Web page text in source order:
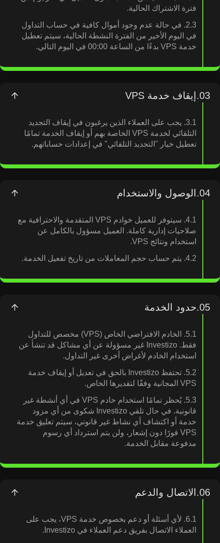
فترة الاشتراك الحالية.
2.3. في حالة عدم وجود أموال كافية في حساب التداول
في اليوم الأخير من الفترة النشطة الحالية، سيتم تعطيل
خدمة VPS بدءًا من الساعة 00:00 في اليوم التالي.
03. إيقاف خدمة VPS
3.1. يجب على العملاء الذين يرغبون في إيقاف التجديد
التلقائي لخدمة VPS الخاصة بهم أو إيقاف الخدمة تمامًا
تعطيل خيار "التجديد التلقائي" في إعدادات حساباتهم.
04. الوصول والاستخدام
4.1. سيتوفر للعميل خوادم VPS المتقدمة والاحترافية مع
صلاحيات إدارية كاملة. العميل مسؤول بالكامل عن
استخدام ونتائج VPS.
4.2. يتم حساب حجم المعاملات من تاريخ تفعيل الخدمة.
05. حدود الخدمة
5.1. الخادم الافتراضي الخاص (VPS) مخصص للتداول
فقط. Investizo غير مسؤولة عن أي مشاكل قد تنشأ عن
استخدام الخادم لأغراض أخرى غير التداول.
5.2. تحتفظ Investizo بالحق في تعديل أو إيقاف خدمة
VPS المجانية وفقًا لتقديرها الخاص.
5.3. يُحظر تمامًا استخدام خادم VPS في أي أنشطة غير
قانونية. في حال تلقي Investizo شكوى من أي مزود
خدمة أو اكتشاف أي نشاط غير قانوني، سيتم تعليق خدمة
VPS فورًا دون إشعار، ولن يتم استرداد أي رسوم
مدفوعة مقابل الخدمة.
06. الاتصال والدعم
6.1. لأي أسئلة أو دعم بخصوص خدمة VPS، يجب على
العملاء الاتصال بفريق دعم العملاء في Investizo.